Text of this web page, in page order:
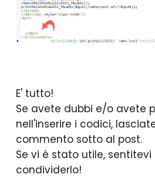
E' tutto!
Se avete dubbi e/o avete
nell'inserire i codici,
commento sotto al post.
Se vi è stato utile, sentitevi
condividerlo!